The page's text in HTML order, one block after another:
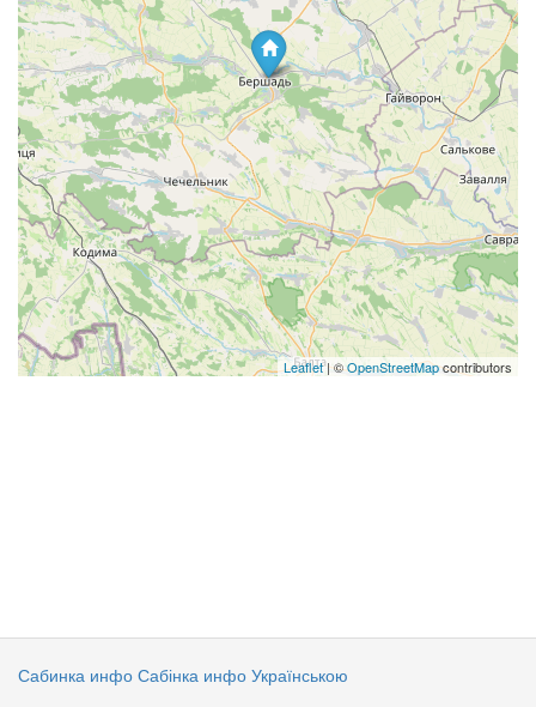
Leaflet| ©OpenStreetMapcontributors
Сабинка инфо Сабінка инфо Українською